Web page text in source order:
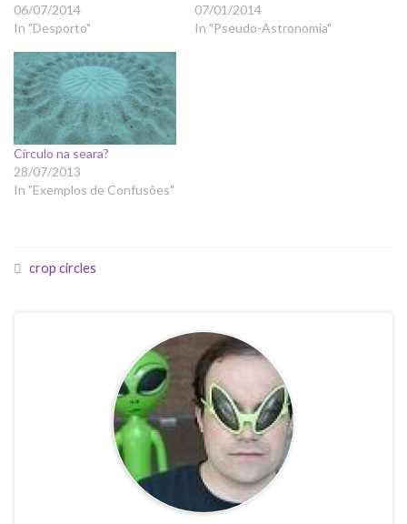
06/07/2014
In "Desporto"
07/01/2014
In "Pseudo-Astronomia"
Círculo na seara?
28/07/2013
In "Exemplos de Confusões"
crop circles